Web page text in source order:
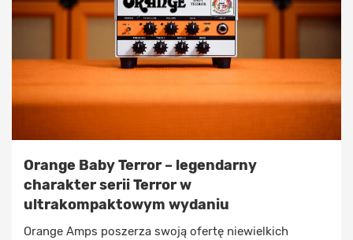
Orange Baby Terror – legendarny
charakter serii Terror w
ultrakompaktowym wydaniu
Orange Amps poszerza swoją ofertę niewielkich